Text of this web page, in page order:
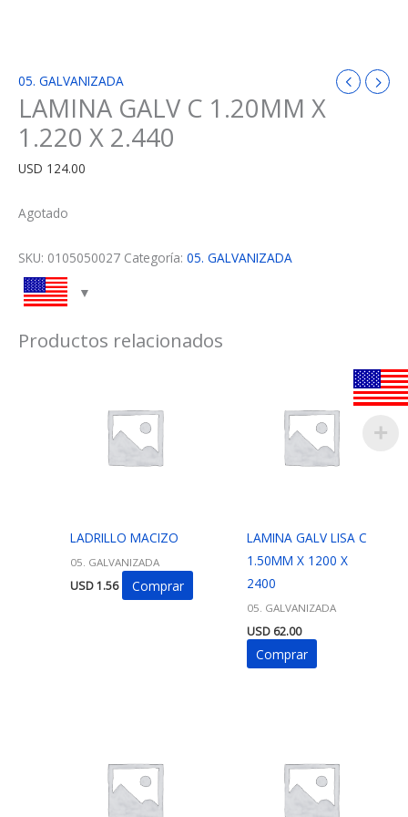
05. GALVANIZADA
LAMINA GALV C 1.20MM X
1.220 X 2.440
USD 124.00
Agotado
SKU: 0105050027 Categoría: 05. GALVANIZADA
Productos relacionados
LADRILLO MACIZO
05. GALVANIZADA
USD1.56 Comprar
LAMINA GALV LISA C
1.50MM X 1200 X
2400
05. GALVANIZADA
USD62.00
Comprar